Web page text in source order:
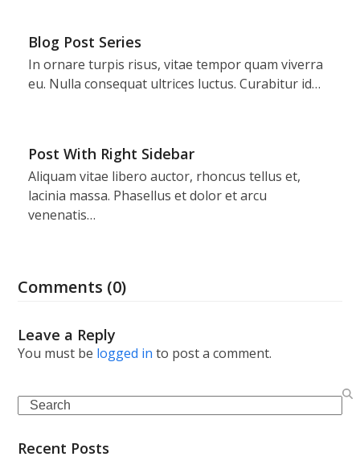
Blog Post Series
In ornare turpis risus, vitae tempor quam viverra
eu. Nulla consequat ultrices luctus. Curabitur id…
Post With Right Sidebar
Aliquam vitae libero auctor, rhoncus tellus et,
lacinia massa. Phasellus et dolor et arcu
venenatis…
Comments (0)
Leave a Reply
You must be logged in to post a comment.
Search
Recent Posts